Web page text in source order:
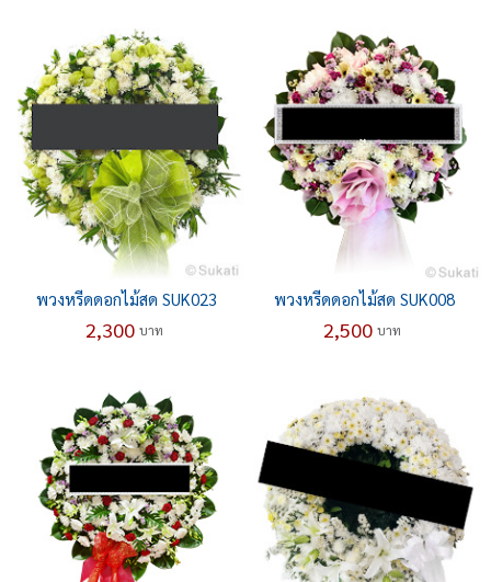
พวงหรีดดอกไม้สด SUK023
2,300 บาท
พวงหรีดดอกไม้สด SUK008
2,500 บาท